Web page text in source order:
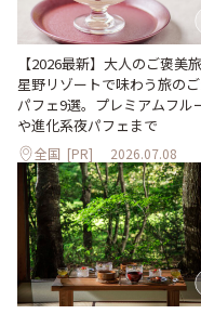
【2026最新】大人のご褒美旅
星野リゾートで味わう旅の
パフェ9選。プレミアムフル
や進化系夜パフェまで
全国 [PR] 2026.07.08